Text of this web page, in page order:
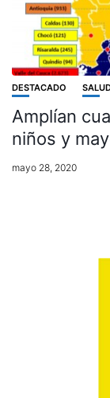
DESTACADO
Amplían
niños y
mayo 28, 2020